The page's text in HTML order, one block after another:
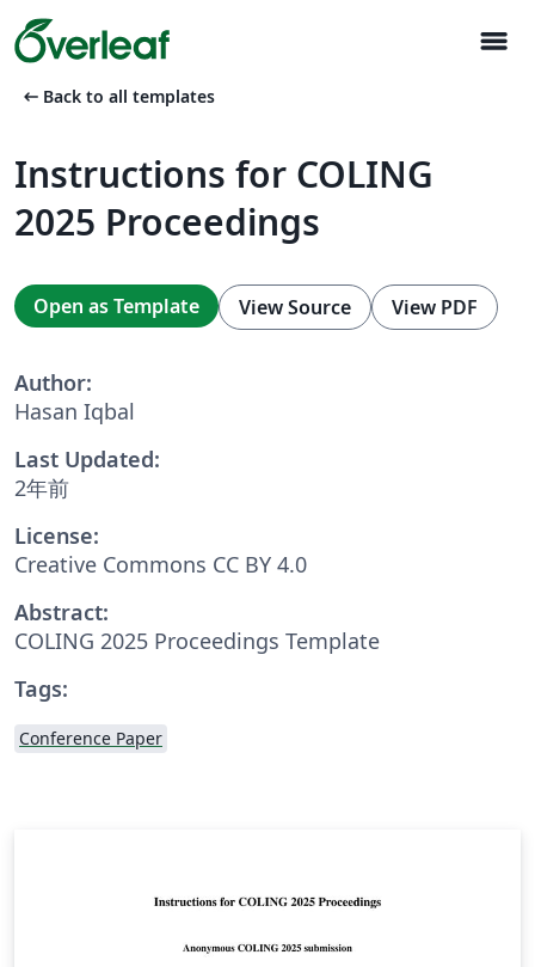
menu
arrow_left_alt Back to all templates
Instructions for COLING
2025 Proceedings
Open as Template View Source View PDF
Author:
Hasan Iqbal
Last Updated:
2年前
License:
Creative Commons CC BY 4.0
Abstract:
COLING 2025 Proceedings Template
Tags:
Conference Paper